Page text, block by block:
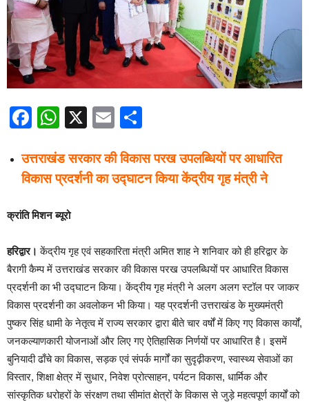
Facebook
WhatsApp
X Email
उत्तराखंड सरकार की विकास परख उपलब्धियों पर आधारित
विकास प्रदर्शनी का उद्घाटन किया केंद्रीय गृह मंत्री ने
क्रांति मिशन ब्यूरो
हरिद्वार।केंद्रीय गृह एवं सहकारिता मंत्री अमित शाह ने शनिवार को ही हरिद्वार के
बैरागी कैम्प में उत्तराखंड सरकार की विकास परख उपलब्धियों पर आधारित विकास
प्रदर्शनी का भी उद्घाटन किया। केंद्रीय गृह मंत्री ने अलग अलग स्टॉल पर जाकर
विकास प्रदर्शनी का अवलोकन भी किया। यह प्रदर्शनी उत्तराखंड के मुख्यमंत्री
पुष्कर सिंह धामी के नेतृत्व में राज्य सरकार द्वारा बीते चार वर्षों में किए गए विकास कार्यों,
जनकल्याणकारी योजनाओं और लिए गए ऐतिहासिक निर्णयों पर आधारित है। इसमें
बुनियादी ढाँचे का विकास, सड़क एवं संपर्क मार्गों का सुदृढ़ीकरण, स्वास्थ्य सेवाओं का
विस्तार, शिक्षा क्षेत्र में सुधार, निवेश प्रोत्साहन, पर्यटन विकास, धार्मिक और
सांस्कृतिक धरोहरों के संरक्षण तथा सीमांत क्षेत्रों के विकास से जुड़े महत्वपूर्ण कार्यों को